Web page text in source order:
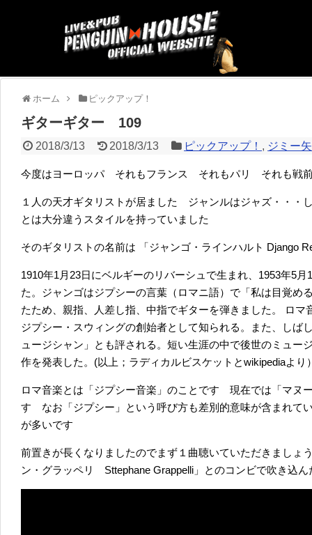
ホーム ピックアップ！
ギターギター 109
2018/3/13 2018/3/13 ピックアップ！ , ジミー
今度はヨーロッパ それもフランス それもパリ それも戦
１人の天才ギタリストが居ました ジャンルはジャズ・・・
とは大分違うスタイルを持っていました
そのギタリストの名前は 「ジャンゴ・ラインハルト Django
1910年1月23日にベルギーのリバーシュで生まれ、1953年5
た。ジャンゴはジプシーの言葉（ロマニ語）で「私は目覚め
たため、親指、人差し指、中指でギターを弾きました。
ロマ
ジプシー・スウィングの創始者として知られる。また、しば
ュージシャン」とも評される。短い生涯の中で後世のミュー
作を発表した。(以上；ラディカルビスケットとwikipediaより
ロマ音楽とは「ジプシー音楽」のことです 現在では「マヌ
す なお「ジプシー」という呼び方も差別的意味が含まれて
が多いです
前置きが長くなりましたのでまず１曲聴いていただきまし
ン・グラッペリ Sttephane Grappelli」とのコンビで吹き込ん